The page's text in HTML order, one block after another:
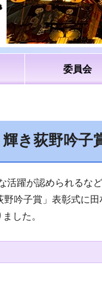
委員会
輝き荻野吟
活躍が認められるな
吟子賞」表彰式に
した。